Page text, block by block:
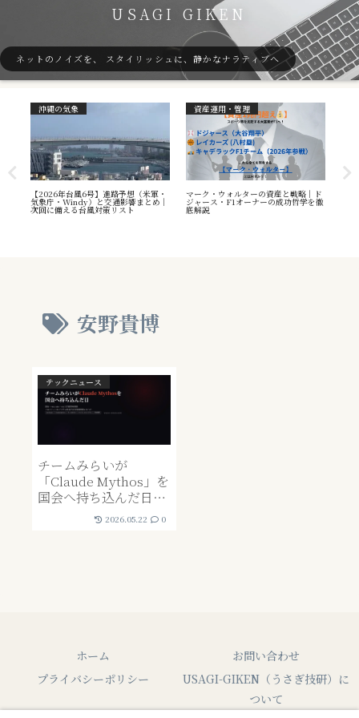
USAGI GIKEN
ネットのノイズを、 スタイリッシュに、静かなナラティブへ
沖縄の気象
【2026年台風6号】進路予想（米軍・
気象庁・Windy）と交通影響まとめ｜
次回に備える台風対策リスト
資産運用・管理
マーク・ウォルターの資産と戦略｜ド
ジャース・F1オーナーの成功哲学を徹
底解説
安野貴博
テックニュース
チームみらいが
「Claude Mythos」を
国会へ持ち込んだ日
——安全保障とAIアク
セス格差の現実
2026.05.22 0
ホーム
お問い合わせ
プライバシーポリシー
USAGI-GIKEN（うさぎ技研）に
ついて